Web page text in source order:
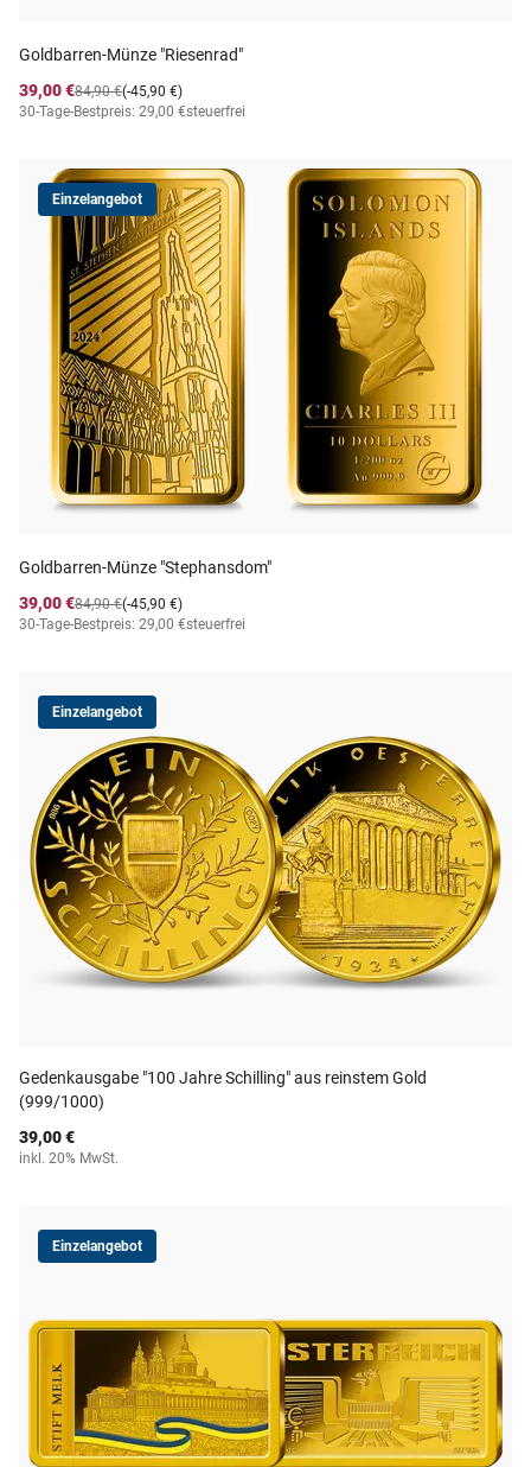
Goldbarren-Münze "Riesenrad"
39,00 €
(-45,90 €)
84,90 €
30-Tage-Bestpreis: 29,00 €steuerfrei
Einzelangebot
Goldbarren-Münze "Stephansdom"
39,00 €
(-45,90 €)
84,90 €
30-Tage-Bestpreis: 29,00 €steuerfrei
Einzelangebot
Gedenkausgabe "100 Jahre Schilling" aus reinstem Gold
(999/1000)
39,00 €
inkl. 20% MwSt.
Einzelangebot